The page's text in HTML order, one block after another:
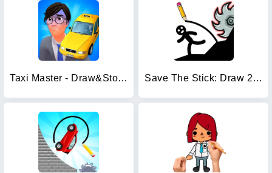
Taxi Master - Draw&Story game Save The Stick: Draw 2 Save